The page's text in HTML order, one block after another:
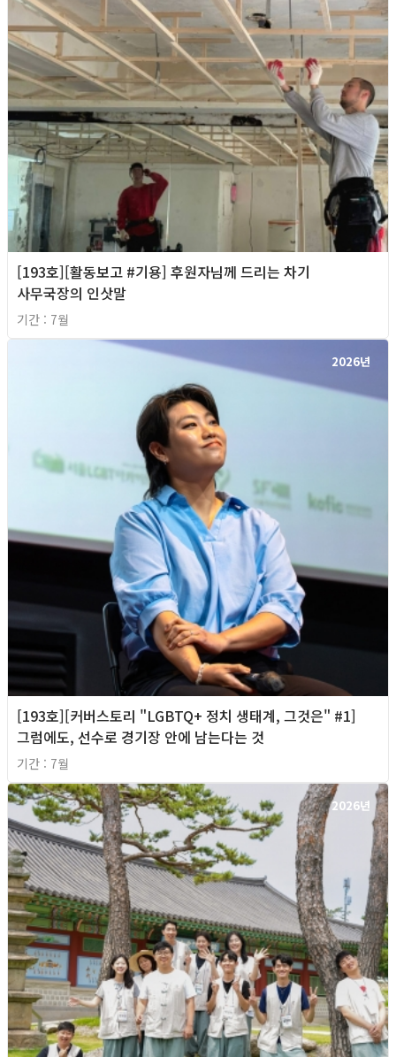
[193호][활동보고 #기용] 후원자님께 드리는 차기
사무국장의 인삿말
기간 : 7월
2026년
[193호][커버스토리 "LGBTQ+ 정치 생태계, 그것은" #1]
그럼에도, 선수로 경기장 안에 남는다는 것
기간 : 7월
2026년